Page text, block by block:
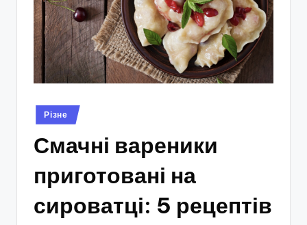
Опубліковано
у
Різне
Смачні вареники
приготовані на
сироватці: 5 рецептів